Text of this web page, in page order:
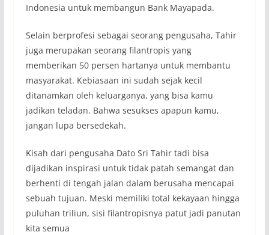
Indonesia untuk membangun Bank Mayapada.
Selain berprofesi sebagai seorang pengusaha, Tahir
juga merupakan seorang filantropis yang
memberikan 50 persen hartanya untuk membantu
masyarakat. Kebiasaan ini sudah sejak kecil
ditanamkan oleh keluarganya, yang bisa kamu
jadikan teladan. Bahwa sesukses apapun kamu,
jangan lupa bersedekah.
Kisah dari pengusaha Dato Sri Tahir tadi bisa
dijadikan inspirasi untuk tidak patah semangat dan
berhenti di tengah jalan dalam berusaha mencapai
sebuah tujuan. Meski memiliki total kekayaan hingga
puluhan triliun, sisi filantropisnya patut jadi panutan
kita semua